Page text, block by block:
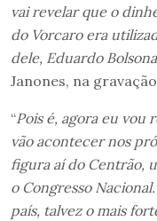
vai revelar que o
do Vorcaro era
dele, Eduardo
Janones, na
“Pois é, agora eu vou
vão acontecer nos
figura aí do Centrão,
o Congresso
país, talvez o mais